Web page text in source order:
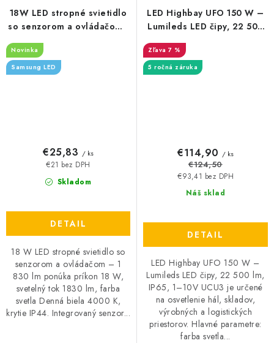
18W LED stropné svietidlo
so senzorom a ovládačom -
Novinka
Samsung LED
Skladom
€21 bez DPH
€25,83 / ks
DETAIL
18 W LED stropné svietidlo so
senzorom a ovládačom – 1
830 lm ponúka príkon 18 W,
svetelný tok 1830 lm, farba
svetla Denná biela 4000 K,
krytie IP44. Integrovaný senzor...
LED Highbay UFO 150 W –
Lumileds LED čipy, 22 500
lm, IP65, 1–10V UCU3
7 %
5 ročná záruka
Náš sklad
€93,41 bez DPH
€114,90 / ks
€124,50
DETAIL
LED Highbay UFO 150 W –
Lumileds LED čipy, 22 500 lm,
IP65, 1–10V UCU3 je určené
na osvetlenie hál, skladov,
výrobných a logistických
priestorov. Hlavné parametre:
farba svetla...